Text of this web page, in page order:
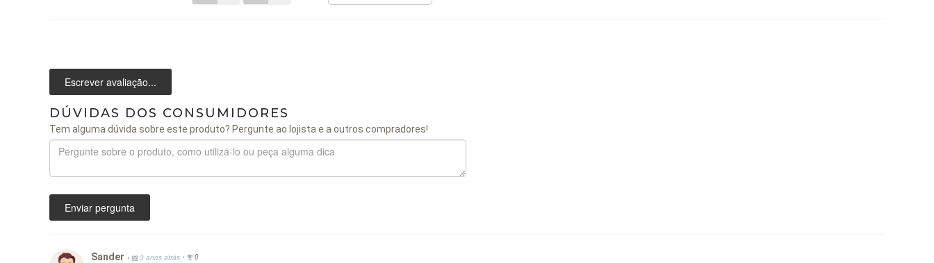
Escrever avaliação...
DÚVIDAS DOS CONSUMIDORES
Tem alguma dúvida sobre este produto? Pergunte ao lojista e a outros compradores!
Enviar pergunta
Sander • 3 anos atrás • 0